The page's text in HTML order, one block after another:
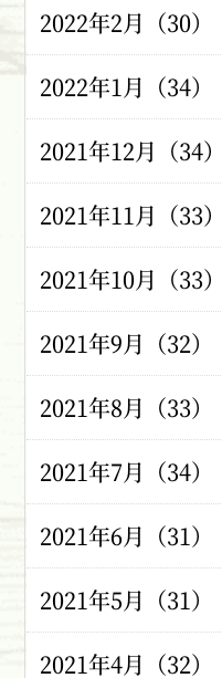
2022年2月（30）
2022年1月（34）
2021年12月（34）
2021年11月（33）
2021年10月（33）
2021年9月（32）
2021年8月（33）
2021年7月（34）
2021年6月（31）
2021年5月（31）
2021年4月（32）